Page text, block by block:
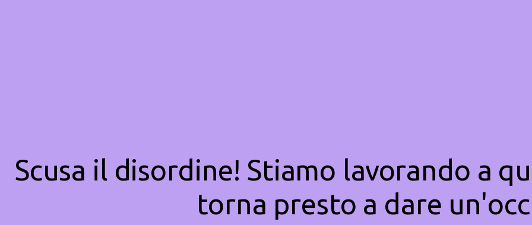
Scusa il disordine! Stiamo lavorando a
torna presto a dare